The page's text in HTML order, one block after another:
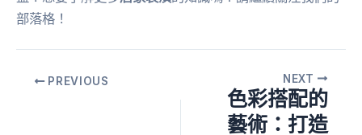
部落格！
PREVIOUS NEXT
色彩搭配的
藝術：打造